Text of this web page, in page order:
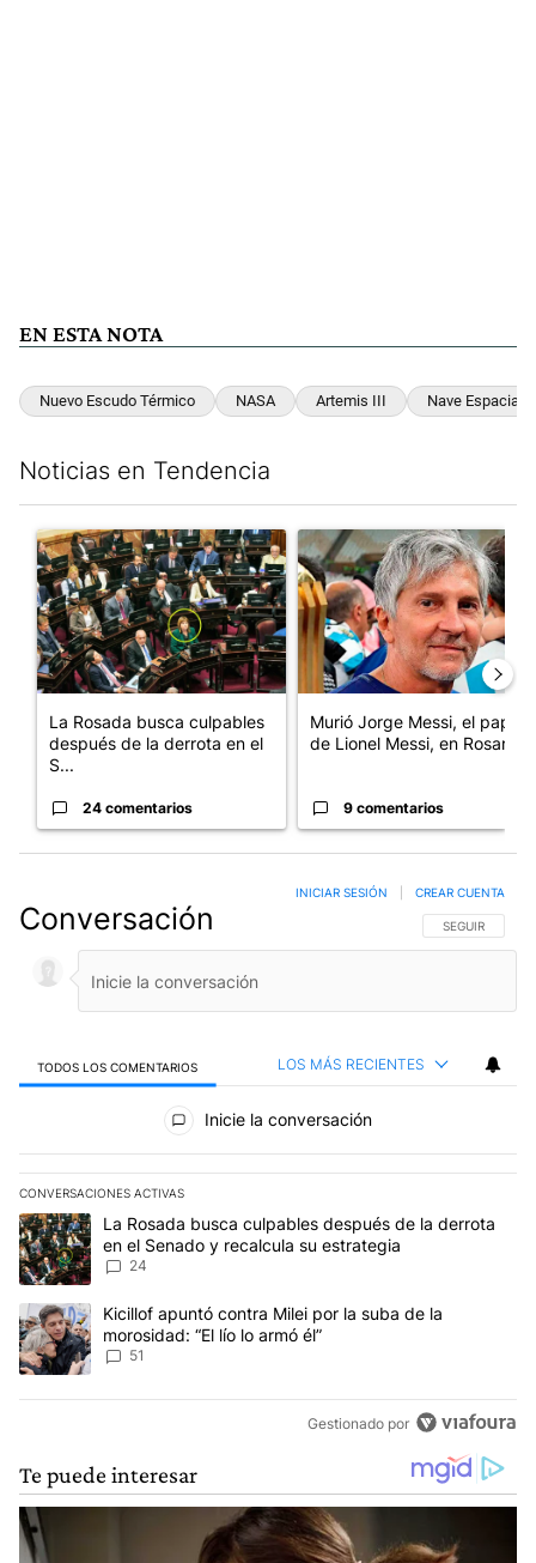
EN ESTA NOTA
Nuevo Escudo Térmico NASA Artemis III Nave Espacial
Noticias en Tendencia
Un artículo de tendencia con el título "La Rosada busca
La Rosada busca culpables
después de la derrota en el
S...
24 comentarios
Un artículo de tendencia con
Murió Jorge Messi, el papá
de Lionel Messi, en Rosario
9 comentarios
Conversación SIGA ESTA
SEGUIR
INICIAR SESIÓN CREAR CUENTA
TODOS LOS COMENTARIOS LOS MÁS RECIENTES
Todos los comentarios
Inicie la conversación
CONVERSACIONES ACTIVAS
Este listado muestra los artículos con más comentarios en los
Un artículo de tendencia con el título "La Rosada busca
La Rosada busca culpables después de la derrota
en el Senado y recalcula su estrategia
24
Un artículo de tendencia con el título "Kicillof apuntó contra Milei
Kicillof apuntó contra Milei por la suba de la
morosidad: “El lío lo armó él”
51
Gestionado por